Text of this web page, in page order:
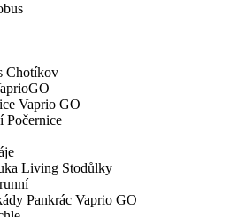
Chotíkov
Vaprio GO
Počernice
Living Stodůlky
Pankrác Vaprio GO